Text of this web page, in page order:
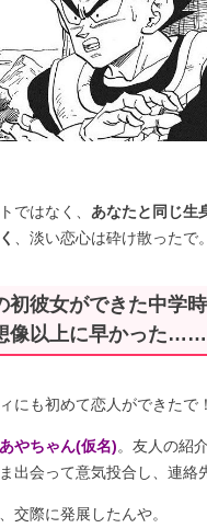
ではなく、 あなたと同じ生
、淡い恋心は砕け散ったで
初彼女ができた中学
像以上に早かった……
にも初めて恋人ができたで！
あやちゃん(仮名)。友人の紹
出会って意気投合し、連絡
交際に発展したんや。